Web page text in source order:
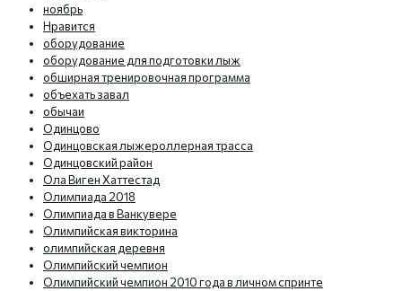
ноябрь
Нравится
оборудование
оборудование для подготовки лыж
обширная тренировочная программа
объехать завал
обычаи
Одинцово
Одинцовская лыжероллерная трасса
Одинцовский район
Ола Виген Хаттестад
Олимпиада 2018
Олимпиада в Ванкувере
Олимпийская викторина
олимпийская деревня
Олимпийский чемпион
Олимпийский чемпион 2010 года в личном спринте